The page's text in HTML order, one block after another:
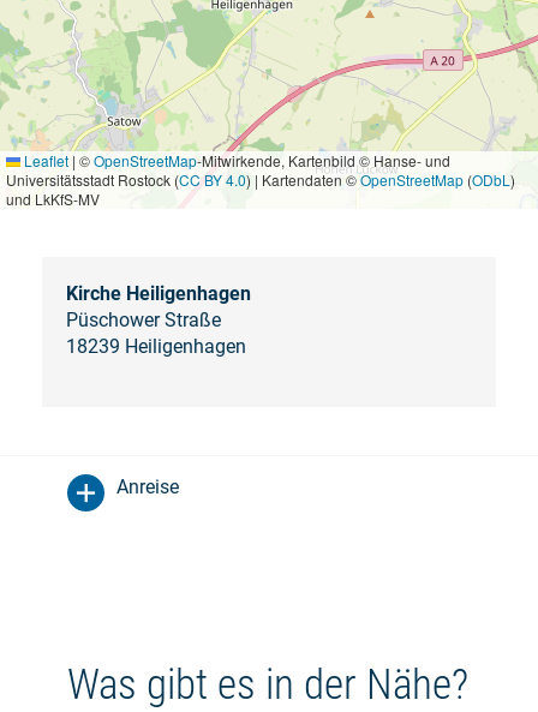
Leaflet | ©OpenStreetMap-Mitwirkende, Kartenbild © Hanse- und
Universitätsstadt Rostock (CC BY 4.0) | Kartendaten ©OpenStreetMap (ODbL )
und LkKfS-MV
Kirche Heiligenhagen
Püschower Straße
18239 Heiligenhagen
Anreise
Was gibt es in der Nähe?